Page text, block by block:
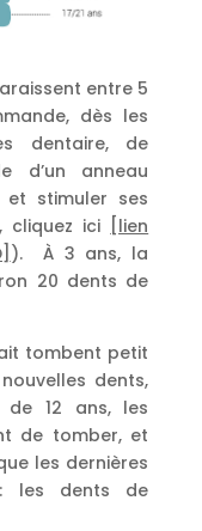
entre 5
dès les
dentaire, de
d’un anneau
stimuler ses
cliquez ici [lien
). À 3 ans, la
20 dents de
tombent petit
dents,
de 12 ans, les
de tomber, et
les dernières
les dents de